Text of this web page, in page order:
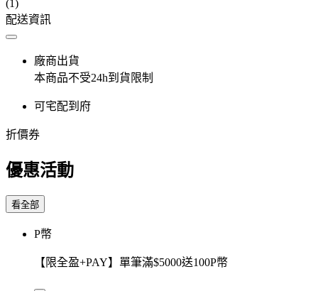
(1)
配送資訊
廠商出貨
本商品不受24h到貨限制
可宅配到府
折價券
優惠活動
看全部
P幣
【限全盈+PAY】單筆滿$5000送100P幣